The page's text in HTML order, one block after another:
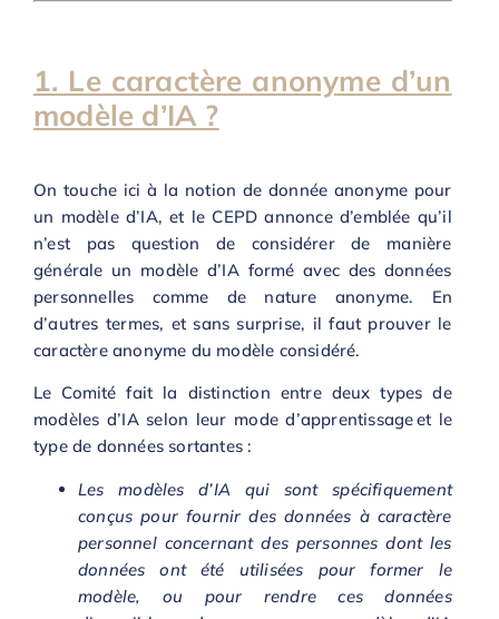
1. Le caractère anonyme d’un
modèle d’IA ?
On touche ici à la notion de donnée anonyme pour
un modèle d’IA, et le CEPD annonce d’emblée qu’il
n’est pas question de considérer de manière
générale un modèle d’IA formé avec des données
personnelles comme de nature anonyme. En
d’autres termes, et sans surprise, il faut prouver le
caractère anonyme du modèle considéré.
Le Comité fait la distinction entre deux types de
modèles d’IA selon leur mode d’apprentissage et le
type de données sortantes :
Les modèles d’IA qui sont spécifiquement
conçus pour fournir des données à caractère
personnel concernant des personnes dont les
données ont été utilisées pour former le
modèle, ou pour rendre ces données